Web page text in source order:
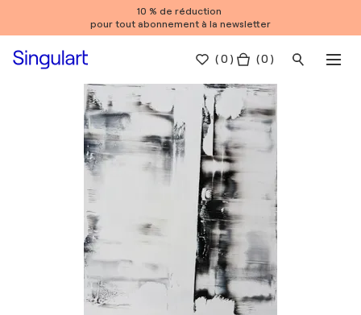
10 % de réduction
pour tout abonnement à la newsletter
(0 ) ( 0 )